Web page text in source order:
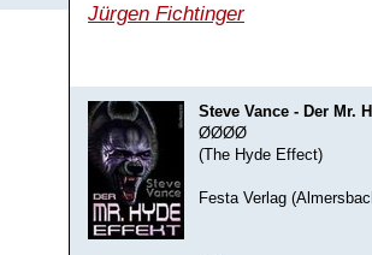
Jürgen Fichtinger
Steve Vance - Der Mr.
ØØØØ
(The Hyde Effect)
Festa Verlag